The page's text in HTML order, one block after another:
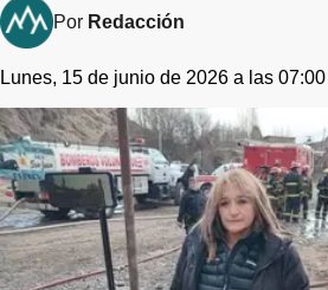
Por Redacción
Lunes, 15 de junio de 2026 a las 07:00